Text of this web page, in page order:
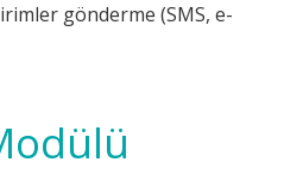
gönderme (SMS, e-